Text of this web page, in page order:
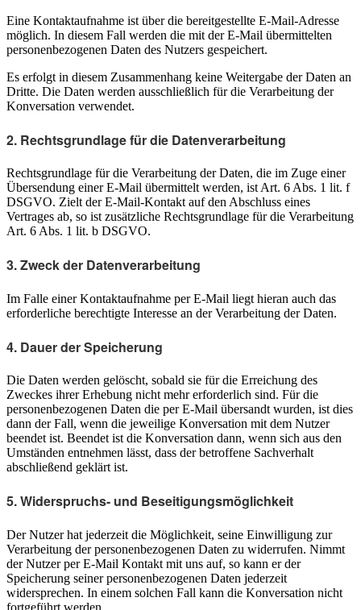
Eine Kontaktaufnahme ist über die bereitgestellte E-Mail-Adresse
möglich. In diesem Fall werden die mit der E-Mail übermittelten
personenbezogenen Daten des Nutzers gespeichert.
Es erfolgt in diesem Zusammenhang keine Weitergabe der Daten an
Dritte. Die Daten werden ausschließlich für die Verarbeitung der
Konversation verwendet.
2. Rechtsgrundlage für die Datenverarbeitung
Rechtsgrundlage für die Verarbeitung der Daten, die im Zuge einer
Übersendung einer E-Mail übermittelt werden, ist Art. 6 Abs. 1 lit. f
DSGVO. Zielt der E-Mail-Kontakt auf den Abschluss eines
Vertrages ab, so ist zusätzliche Rechtsgrundlage für die Verarbeitung
Art. 6 Abs. 1 lit. b DSGVO.
3. Zweck der Datenverarbeitung
Im Falle einer Kontaktaufnahme per E-Mail liegt hieran auch das
erforderliche berechtigte Interesse an der Verarbeitung der Daten.
4. Dauer der Speicherung
Die Daten werden gelöscht, sobald sie für die Erreichung des
Zweckes ihrer Erhebung nicht mehr erforderlich sind. Für die
personenbezogenen Daten die per E-Mail übersandt wurden, ist dies
dann der Fall, wenn die jeweilige Konversation mit dem Nutzer
beendet ist. Beendet ist die Konversation dann, wenn sich aus den
Umständen entnehmen lässt, dass der betroffene Sachverhalt
abschließend geklärt ist.
5. Widerspruchs- und Beseitigungsmöglichkeit
Der Nutzer hat jederzeit die Möglichkeit, seine Einwilligung zur
Verarbeitung der personenbezogenen Daten zu widerrufen. Nimmt
der Nutzer per E-Mail Kontakt mit uns auf, so kann er der
Speicherung seiner personenbezogenen Daten jederzeit
widersprechen. In einem solchen Fall kann die Konversation nicht
fortgeführt werden.